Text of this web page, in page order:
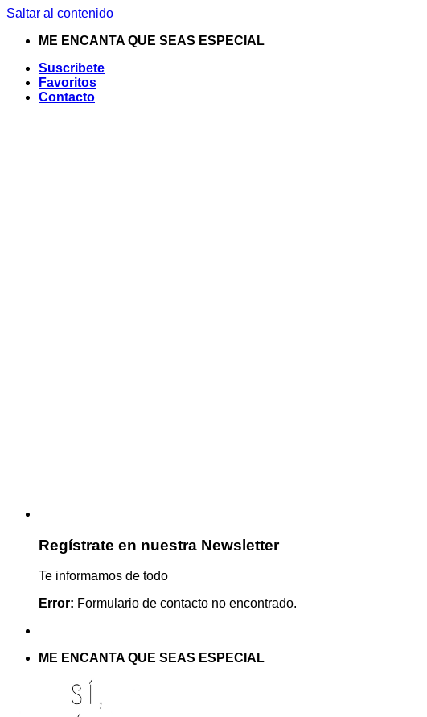
Saltar al contenido
ME ENCANTA QUE SEAS ESPECIAL
Suscribete
Favoritos
Contacto
Regístrate en nuestra Newsletter
Te informamos de todo
Error: Formulario de contacto no encontrado.
ME ENCANTA QUE SEAS ESPECIAL